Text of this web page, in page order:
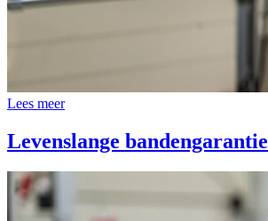
Lees meer
Levenslange bandengarantie